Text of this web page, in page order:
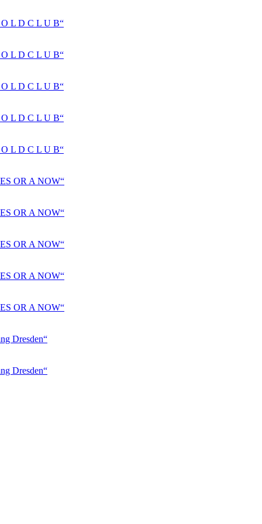
L D C L U B“
L D C L U B“
L D C L U B“
L D C L U B“
L D C L U B“
OR A NOW“
OR A NOW“
OR A NOW“
OR A NOW“
OR A NOW“
Dresden“
Dresden“